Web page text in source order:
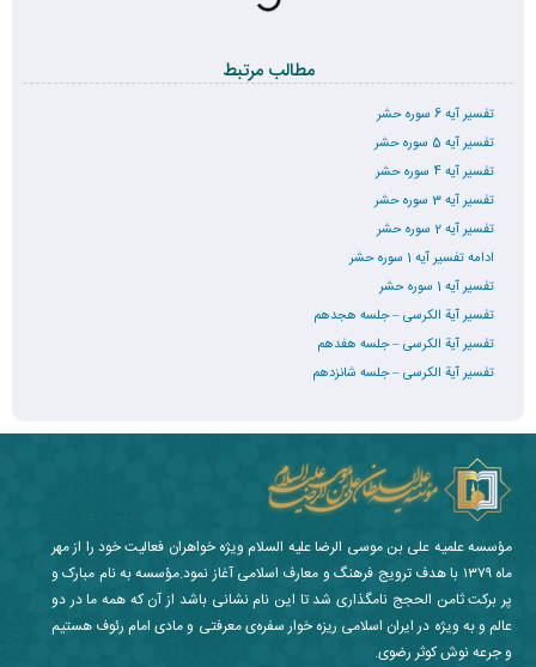
مطالب مرتبط
تفسیر آیه 6 سوره حشر
تفسیر آیه 5 سوره حشر
تفسیر آیه 4 سوره حشر
تفسیر آیه 3 سوره حشر
تفسیر آیه 2 سوره حشر
ادامه تفسیر آیه 1 سوره حشر
تفسیر آیه 1 سوره حشر
تفسیر آیة الکرسی – جلسه هجدهم
تفسیر آیة الکرسی – جلسه هفدهم
تفسیر آیة الکرسی – جلسه شانزدهم
مؤسسه علمیه علی بن موسی الرضا علیه السلام ویژه خواهران فعالیت خود را از مهر
ماه ۱۳۷۹ با هدف ترویج فرهنگ و معارف اسلامی آغاز نمود.مؤسسه به نام مبارک و
پر برکت ثامن الحجج نامگذاری شد تا این نام نشانی باشد از آن که همه ما در دو
عالم و به ویژه در ایران اسلامی ریزه خوار سفره‌ی معرفتی و مادی امام رئوف هستیم
و جرعه نوش کوثر رضوی.